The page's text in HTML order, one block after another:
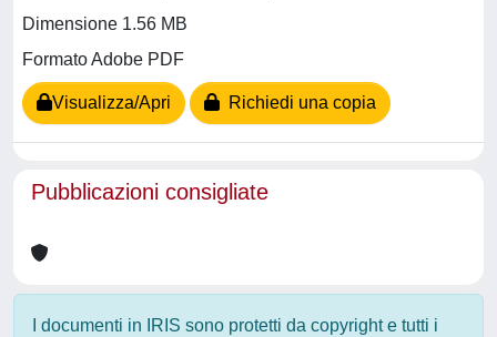
Dimensione 1.56 MB
Formato Adobe PDF
Visualizza/Apri Richiedi una copia
Pubblicazioni consigliate
I documenti in IRIS sono protetti da copyright e tutti i